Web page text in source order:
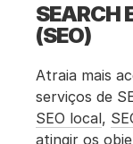
SEARCH
(SEO)
Atraia mais
serviços de
SEO local,
atingir os